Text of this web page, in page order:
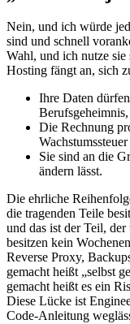
Nein, und ich würde
sind und schnell
Wahl, und ich nutze
Hosting fängt an, sich
Ihre Daten
Die Rechnung
Sie sind an die
ändern lässt.
Die ehrliche
die tragenden Teile
und das ist der Teil, der
besitzen kein
Reverse Proxy,
gemacht heißt „selbst
gemacht heißt es ein
Diese Lücke ist
Code-Anleitung